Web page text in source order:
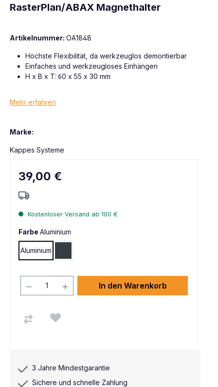
RasterPlan/ABAX Magnethalter
Artikelnummer: OA1848
Höchste Flexibilität, da werkzeuglos demontierbar
Einfaches und werkzeugloses Einhängen
H x B x T: 60 x 55 x 30 mm
Mehr erfahren
Marke:
Kappes Systeme
39,00 €
Kostenloser Versand ab 100 €
Farbe Aluminium
Aluminium
In den Warenkorb
3 Jahre Mindestgarantie
Sichere und schnelle Zahlung